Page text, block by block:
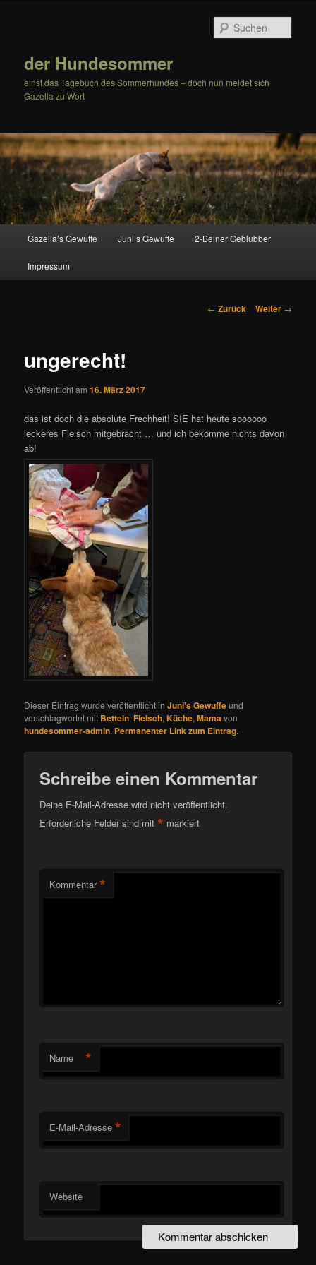
der Hundesommer
einst das Tagebuch des Sommerhundes – doch nun meldet sich
Gazella zu Wort
Gazella’s Gewuffe Juni’s Gewuffe 2-Beiner Geblubber
Impressum
Beitrags-
← Zurück Weiter →
ungerecht!
Veröffentlicht am16. März 2017
das ist doch die absolute Frechheit! SIE hat heute soooooo
leckeres Fleisch mitgebracht … und ich bekomme nichts davon
ab!
Dieser Eintrag wurde veröffentlicht inJuni's Gewuffeund
verschlagwortet mit Betteln,Fleisch,Küche,Mamavon
hundesommer-admin. Permanenter Link zum Eintrag.
Schreibe einen Kommentar
Deine E-Mail-Adresse wird nicht veröffentlicht.
Erforderliche Felder sind mit* markiert
Kommentar *
Name *
E-Mail-Adresse *
Website